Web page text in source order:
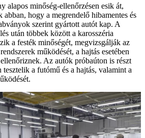
alapos minőség-ellenőrzésen esik át,
abban, hogy a megrendelő hibamentes és
szerint gyártott autót kap. A
után többek között a karosszéria
a festék minőségét, megvizsgálják az
működését, a hajtás esetében
Az autók próbaúton is részt
tesztelik a futómű és a hajtás, valamint a